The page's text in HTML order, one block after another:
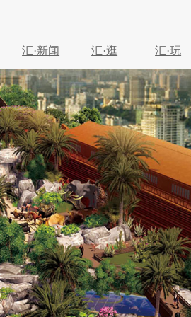
汇·新闻 汇·逛 汇·玩